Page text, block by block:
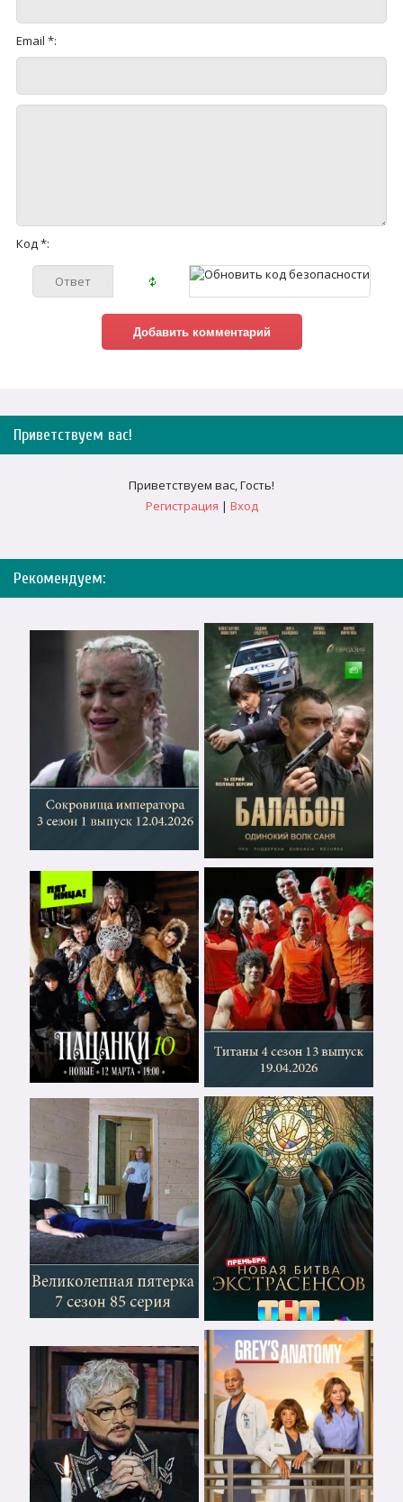
Email *:
Код *:
Приветствуем вас!
Приветствуем вас,Гость!
Регистрация | Вход
Рекомендуем: